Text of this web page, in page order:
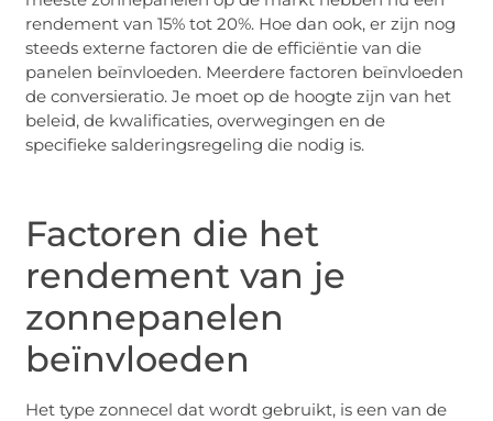
rendement van 15% tot 20%. Hoe dan ook, er zijn nog
steeds externe factoren die de efficiëntie van die
panelen beïnvloeden. Meerdere factoren beïnvloeden
de conversieratio. Je moet op de hoogte zijn van het
beleid, de kwalificaties, overwegingen en de
specifieke salderingsregeling die nodig is.
Factoren die het
rendement van je
zonnepanelen
beïnvloeden
Het type zonnecel dat wordt gebruikt, is een van de